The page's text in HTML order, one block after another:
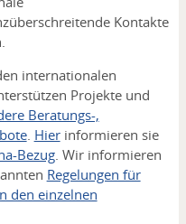
Kontakte
internationalen
Projekte und
Beratungs-,
. Hierinformieren sie
Bezug. Wir informieren
Regelungen für
den einzelnen